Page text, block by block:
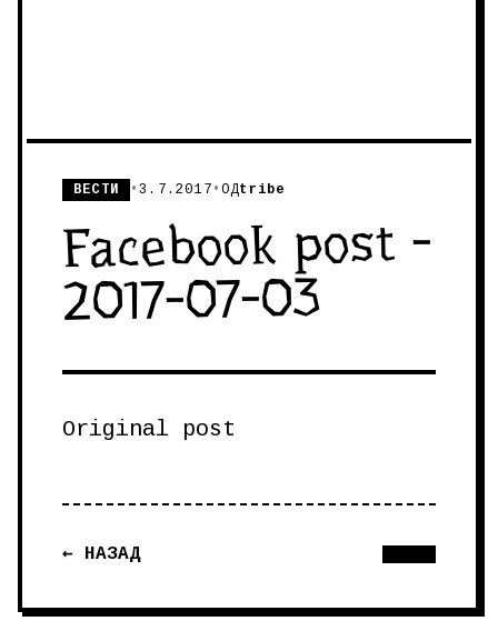
ВЕСТИ •3.7.2017 •ОДtribe
Facebook post -
2017-07-03
Original post
← НАЗАД